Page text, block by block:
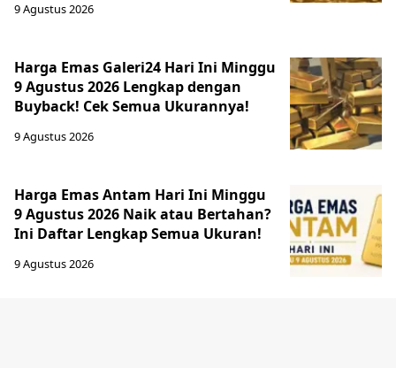
9 Agustus 2026
Harga Emas Galeri24 Hari Ini Minggu
9 Agustus 2026 Lengkap dengan
Buyback! Cek Semua Ukurannya!
9 Agustus 2026
Harga Emas Antam Hari Ini Minggu
9 Agustus 2026 Naik atau Bertahan?
Ini Daftar Lengkap Semua Ukuran!
9 Agustus 2026